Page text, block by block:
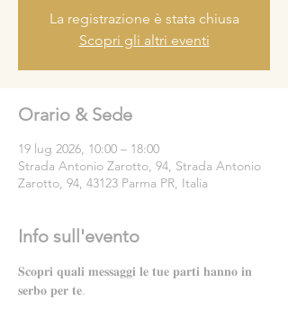
La registrazione è stata chiusa
Scopri gli altri eventi
Orario & Sede
19 lug 2026, 10:00 – 18:00
Strada Antonio Zarotto, 94, Strada Antonio
Zarotto, 94, 43123 Parma PR, Italia
Info sull'evento
𝐒𝐜𝐨𝐩𝐫𝐢 𝐪𝐮𝐚𝐥𝐢 𝐦𝐞𝐬𝐬𝐚𝐠𝐠𝐢 𝐥𝐞 𝐭𝐮𝐞 𝐩𝐚𝐫𝐭𝐢 𝐡𝐚𝐧𝐧𝐨 𝐢𝐧
𝐬𝐞𝐫𝐛𝐨 𝐩𝐞𝐫 𝐭𝐞.